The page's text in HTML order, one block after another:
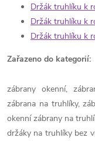
Držák truhlíku k
Držák truhlíku k
Držák truhlíku k
Zařazeno do kategorií:
zábrany okenní,
zábrana na truhlíky,
okenní zábrany na
držáky na truhlíky bez